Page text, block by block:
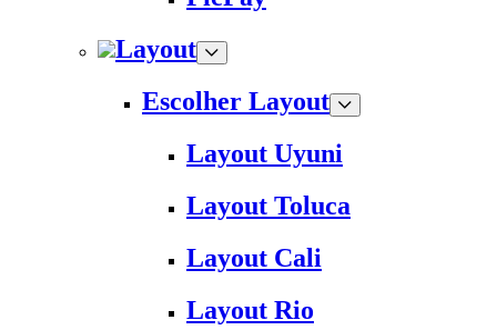
Layout
Escolher Layout
Layout Uyuni
Layout Toluca
Layout Cali
Layout Rio